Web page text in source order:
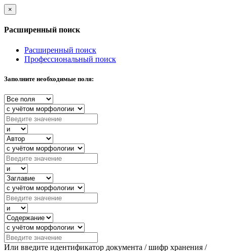
×
Расширенный поиск
Расширенный поиск
Профессиональный поиск
Заполните необходимые поля:
Или введите идентификатор документа / шифр хранения /